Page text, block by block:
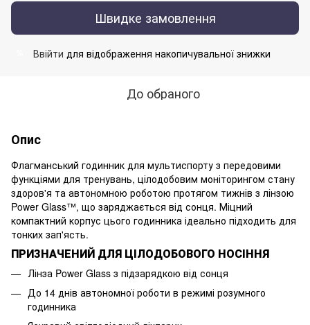
Швидке замовлення
Ввійти для відображення накопичувальної знижки
До обраного
Опис
Флагманський годинник для мультиспорту з передовими
функціями для тренувань, цілодобовим моніторингом стану
здоров'я та автономною роботою протягом тижнів з лінзою
Power Glass™, що заряджається від сонця. Міцний
компактний корпус цього годинника ідеально підходить для
тонких зап'ясть.
ПРИЗНАЧЕНИЙ ДЛЯ ЦІЛОДОБОВОГО НОСІННЯ
Лінза Power Glass з підзарядкою від сонця
До 14 днів автономної роботи в режимі розумного
годинника